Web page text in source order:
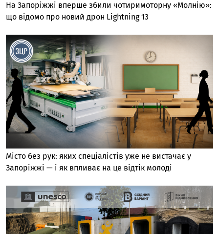
На Запоріжжі вперше збили чотиримоторну «Молнію»:
що відомо про новий дрон Lightning 13
Місто без рук: яких спеціалістів уже не вистачає у
Запоріжжі — і як впливає на це відтік молоді